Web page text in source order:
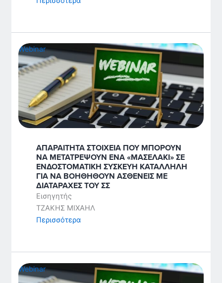
Webinar
ΑΠΑΡΑΙΤΗΤΑ ΣΤΟΙΧΕΙΑ ΠΟΥ ΜΠΟΡΟΥΝ
ΝΑ ΜΕΤΑΤΡΕΨΟΥΝ ΕΝΑ «ΜΑΣΕΛΑΚΙ» ΣΕ
ΕΝΔΟΣΤΟΜΑΤΙΚΗ ΣΥΣΚΕΥΗ ΚΑΤΑΛΛΗΛΗ
ΓΙΑ ΝΑ ΒΟΗΘΗΘΟΥΝ ΑΣΘΕΝΕΙΣ ΜΕ
ΔΙΑΤΑΡΑΧΕΣ ΤΟΥ ΣΣ
Εισηγητής
ΤΖΑΚΗΣ ΜΙΧΑΗΛ
Περισσότερα
Webinar